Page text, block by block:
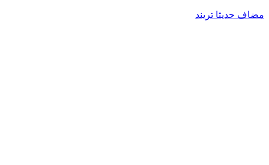
مضاف حديثا تريند